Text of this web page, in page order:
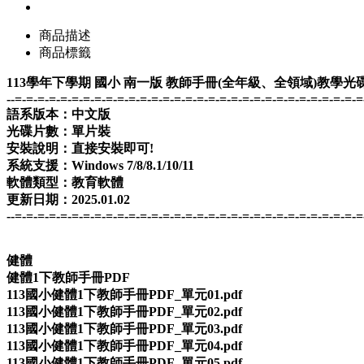
商品描述
商品標籤
113學年下學期 國小 南一版 教師手冊(全年級、全領域)教學光
--=-=-=-=-=-=-=-=-=-=-=-=-=-=-=-=-=-=-=-=-=-=-=-=-=-=-=-=-=-=-
語系版本：中文版
光碟片數：單片裝
安裝說明：直接安裝即可!
系統支援：Windows 7/8/8.1/10/11
軟體類型：教育軟體
更新日期：2025.01.02
--=-=-=-=-=-=-=-=-=-=-=-=-=-=-=-=-=-=-=-=-=-=-=-=-=-=-=-=-=-=-
健體
健體1下教師手冊PDF
113國小健體1下教師手冊PDF_單元01.pdf
113國小健體1下教師手冊PDF_單元02.pdf
113國小健體1下教師手冊PDF_單元03.pdf
113國小健體1下教師手冊PDF_單元04.pdf